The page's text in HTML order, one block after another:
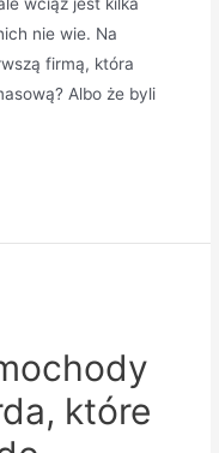
nie wie. Na
firmą, która
Albo że byli
które